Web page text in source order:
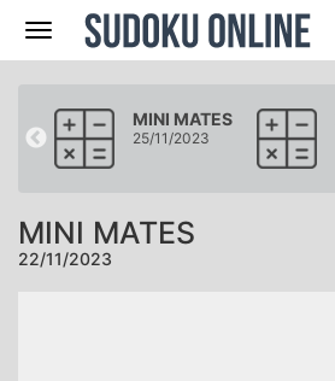
Navegación
MINI MATES
25/11/2023
MINI MATES
22/11/2023